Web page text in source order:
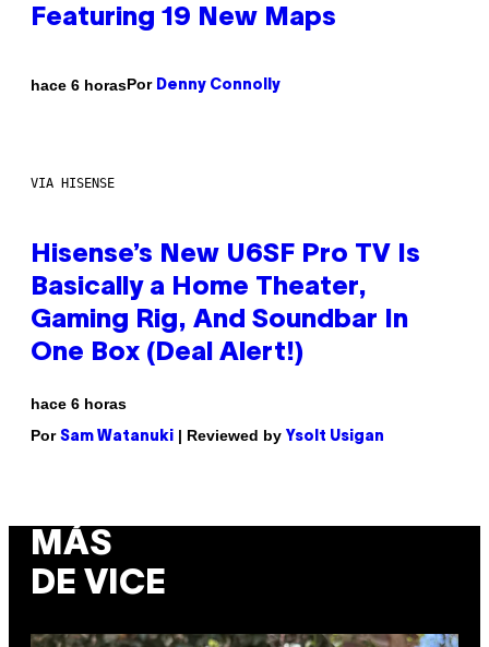
Featuring 19 New Maps
hace 6 horasPor Denny Connolly
VIA HISENSE
Hisense’s New U6SF Pro TV Is
Basically a Home Theater,
Gaming Rig, And Soundbar In
One Box (Deal Alert!)
hace 6 horas
Por Sam Watanuki | Reviewed by Ysolt Usigan
MÁS
DE VICE